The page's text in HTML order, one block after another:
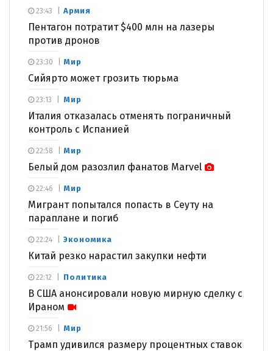
Армия
Пентагон потратит $400 млн на лазеры
против дронов
23:43
Мир
Сийярто может грозить тюрьма
23:30
Мир
Италия отказалась отменять пограничный
контроль с Испанией
23:13
Мир
Белый дом разозлил фанатов Marvel
22:58
Мир
Мигрант попытался попасть в Сеуту на
параплане и погиб
22:46
Экономика
Китай резко нарастил закупки нефти
22:24
Политика
В США анонсировали новую мирную сделку с
Ираном
22:12
Мир
Трамп удивился размеру процентных ставок
21:56